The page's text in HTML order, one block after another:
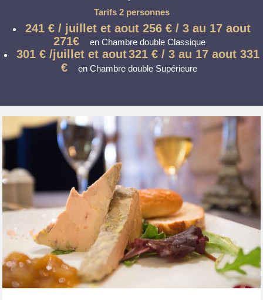
Tarifs 2 personnes
241 € / juillet et aout 256 € / 3 au 17 aout
271€
en Chambre double Classique
301 € /juillet et aout321 € / 3 au 17 aout 331
€
en Chambre double Supérieure